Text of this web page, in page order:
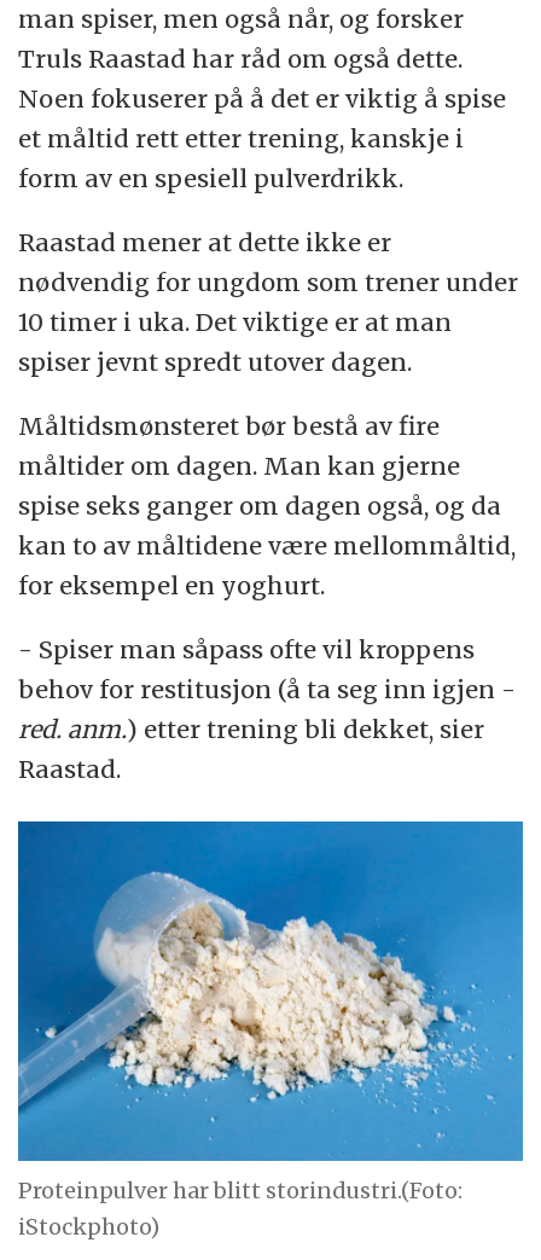
man spiser, men også når, og forsker
Truls Raastad har råd om også dette.
Noen fokuserer på å det er viktig å spise
et måltid rett etter trening, kanskje i
form av en spesiell pulverdrikk.
Raastad mener at dette ikke er
nødvendig for ungdom som trener under
10 timer i uka. Det viktige er at man
spiser jevnt spredt utover dagen.
Måltidsmønsteret bør bestå av fire
måltider om dagen. Man kan gjerne
spise seks ganger om dagen også, og da
kan to av måltidene være mellommåltid,
for eksempel en yoghurt.
- Spiser man såpass ofte vil kroppens
behov for restitusjon (å ta seg inn igjen -
red. anm.) etter trening bli dekket, sier
Raastad.
Proteinpulver har blitt storindustri.(Foto:
iStockphoto)